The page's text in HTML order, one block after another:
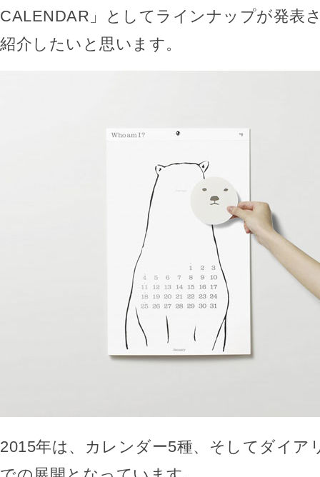
CALENDAR」としてラインナップが発表
紹介したいと思います。
2015年は、カレンダー5種、そしてダイア